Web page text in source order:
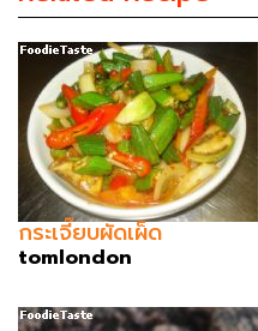
กระเจี๊ยบผัดเผ็ด
tomlondon